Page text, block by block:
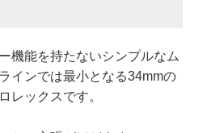
機能を持たないシンプルなム
インでは最小となる34mmの
レックスです。